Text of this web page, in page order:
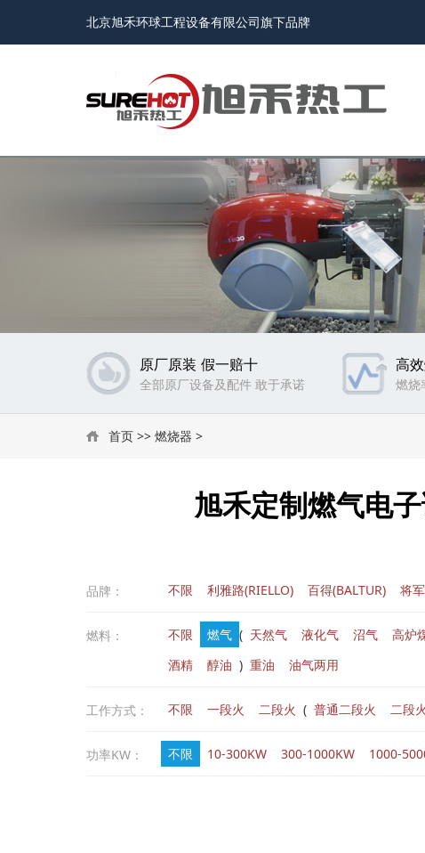
北京旭禾环球工程设备有限公司旗下品牌
原厂原装 假一赔十
全部原厂设备及配件 敢于承诺
高
燃烧
首页 >> 燃烧器 >
旭禾定制燃气电
品牌： 不限 利雅路(RIELLO) 百得(BALTUR) 将
燃料： 不限 燃气 ( 天然气 液化气 沼气 高炉
酒精
醇油 ) 重油 油气两用
工作方式： 不限 一段火 二段火 ( 普通二段火 二段
功率KW： 不限 10-300KW 300-1000KW 1000-